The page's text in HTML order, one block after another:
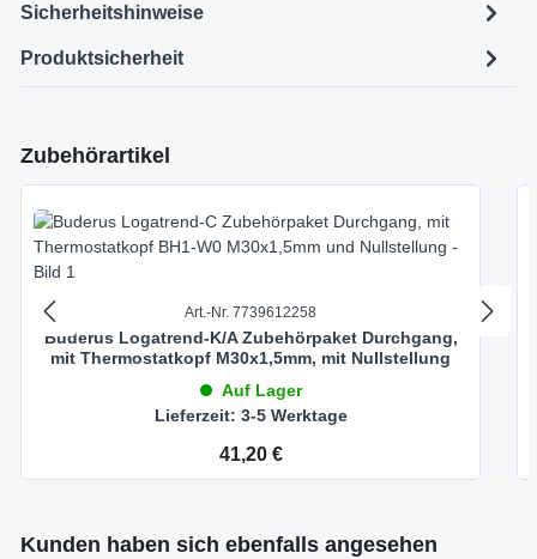
Sicherheitshinweise
Produktsicherheit
Produktgalerie überspringen
Zubehörartikel
Art.-Nr. 7739612258
Buderus Logatrend-K/A Zubehörpaket Durchgang,
mit Thermostatkopf M30x1,5mm, mit Nullstellung
Auf Lager
Lieferzeit: 3-5 Werktage
Regulärer Preis:
41,20 €
Produktgalerie überspringen
Kunden haben sich ebenfalls angesehen